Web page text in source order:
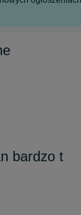
bardzo t